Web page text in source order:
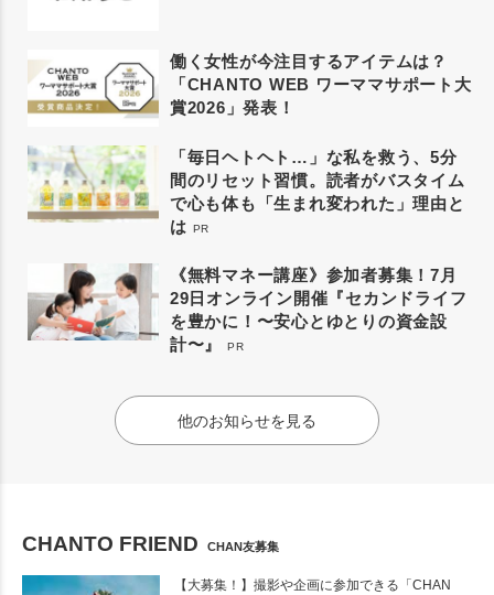
働く女性が今注目するアイテムは？
「CHANTO WEB ワーママサポート大
賞2026」発表！
「毎日ヘトヘト…」な私を救う、5分
間のリセット習慣。読者がバスタイム
で心も体も「生まれ変われた」理由と
は
PR
《無料マネー講座》参加者募集！7月
29日オンライン開催『セカンドライフ
を豊かに！〜安心とゆとりの資金設
計〜』
PR
他のお知らせを見る
CHANTO FRIEND CHAN友募集
【大募集！】撮影や企画に参加できる「CHAN